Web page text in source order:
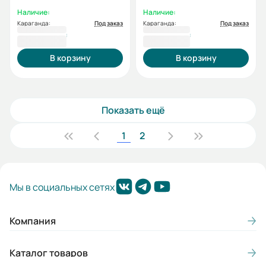
Наличие:
Караганда: Под заказ
В корзину
Наличие:
Караганда: Под заказ
В корзину
Показать ещё
1
2
Мы в социальных сетях
Компания
Каталог товаров